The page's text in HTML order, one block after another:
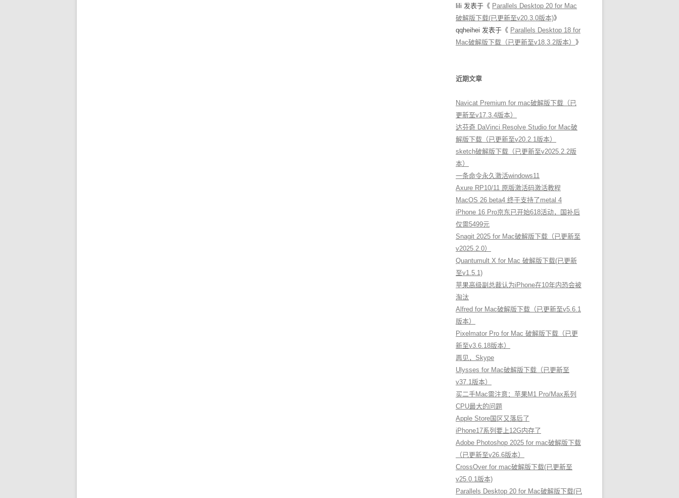
lili 发表于《 Parallels Desktop 20 for Mac
破解版下载(已更新至v20.3.0版本)》
qqheihei 发表于《 Parallels Desktop 18 for
Mac破解版下载（已更新至v18.3.2版本） 》
近期文章
Navicat Premium for mac破解版下载（已
更新至v17.3.4版本）
达芬奇 DaVinci Resolve Studio for Mac破
解版下载（已更新至v20.2.1版本）
sketch破解版下载（已更新至v2025.2.2版
本）
一条命令永久激活windows11
Axure RP10/11 原版激活码激活教程
MacOS 26 beta4 终于支持了metal 4
iPhone 16 Pro京东已开始618活动，国补后
仅需5499元
Snagit 2025 for Mac破解版下载（已更新至
v2025.2.0）
Quantumult X for Mac 破解版下载(已更新
至v1.5.1)
苹果高级副总裁认为iPhone在10年内恐会被
淘汰
Alfred for Mac破解版下载（已更新至v5.6.1
版本）
Pixelmator Pro for Mac 破解版下载（已更
新至v3.6.18版本）
再见，Skype
Ulysses for Mac破解版下载（已更新至
v37.1版本）
买二手Mac需注意：苹果M1 Pro/Max系列
CPU最大的问题
Apple Store国区又落后了
iPhone17系列要上12G内存了
Adobe Photoshop 2025 for mac破解版下载
（已更新至v26.6版本）
CrossOver for mac破解版下载(已更新至
v25.0.1版本)
Parallels Desktop 20 for Mac破解版下载(已